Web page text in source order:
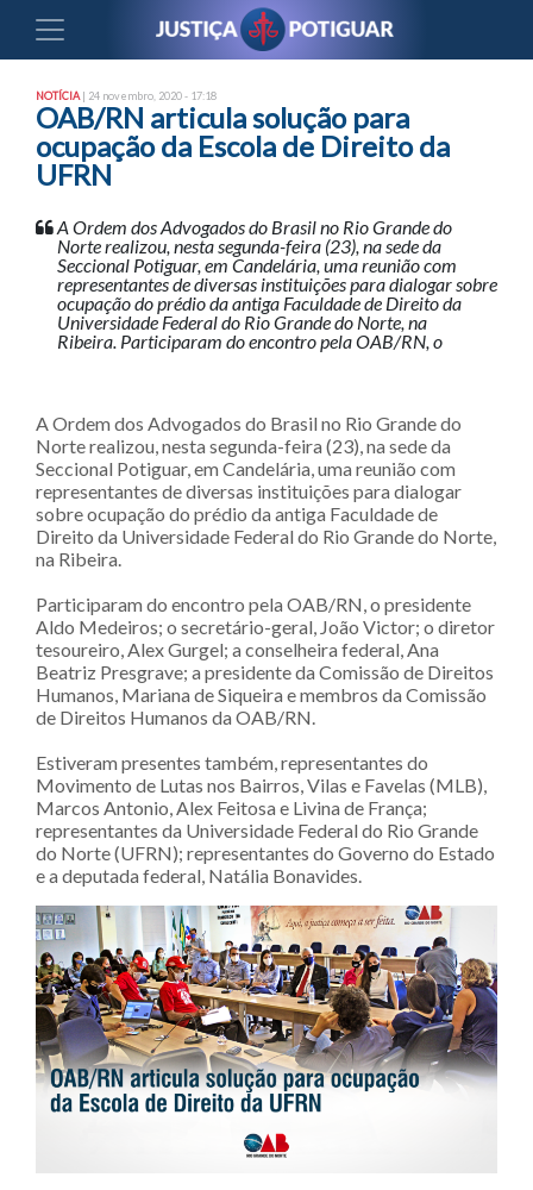
NOTÍCIA | 24 novembro, 2020 - 17:18
OAB/RN articula solução para
ocupação da Escola de Direito da
UFRN
A Ordem dos Advogados do Brasil no Rio Grande do
Norte realizou, nesta segunda-feira (23), na sede da
Seccional Potiguar, em Candelária, uma reunião com
representantes de diversas instituições para dialogar sobre
ocupação do prédio da antiga Faculdade de Direito da
Universidade Federal do Rio Grande do Norte, na
Ribeira. Participaram do encontro pela OAB/RN, o
A Ordem dos Advogados do Brasil no Rio Grande do
Norte realizou, nesta segunda-feira (23), na sede da
Seccional Potiguar, em Candelária, uma reunião com
representantes de diversas instituições para dialogar
sobre ocupação do prédio da antiga Faculdade de
Direito da Universidade Federal do Rio Grande do Norte,
na Ribeira.
Participaram do encontro pela OAB/RN, o presidente
Aldo Medeiros; o secretário-geral, João Victor; o diretor
tesoureiro, Alex Gurgel; a conselheira federal, Ana
Beatriz Presgrave; a presidente da Comissão de Direitos
Humanos, Mariana de Siqueira e membros da Comissão
de Direitos Humanos da OAB/RN.
Estiveram presentes também, representantes do
Movimento de Lutas nos Bairros, Vilas e Favelas (MLB),
Marcos Antonio, Alex Feitosa e Livina de França;
representantes da Universidade Federal do Rio Grande
do Norte (UFRN); representantes do Governo do Estado
e a deputada federal, Natália Bonavides.